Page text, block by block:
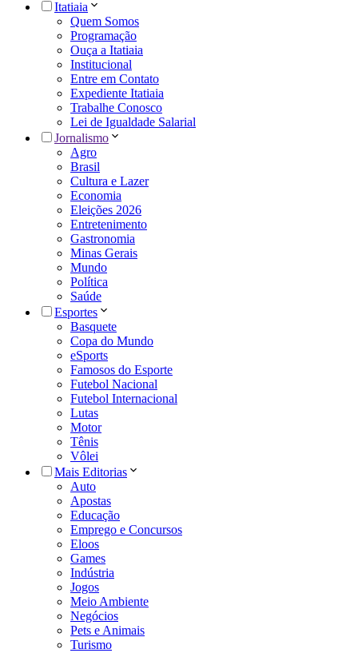
Itatiaia
Quem Somos
Programação
Ouça a Itatiaia
Institucional
Entre em Contato
Expediente Itatiaia
Trabalhe Conosco
Lei de Igualdade Salarial
Jornalismo
Agro
Brasil
Cultura e Lazer
Economia
Eleições 2026
Entretenimento
Gastronomia
Minas Gerais
Mundo
Política
Saúde
Esportes
Basquete
Copa do Mundo
eSports
Famosos do Esporte
Futebol Nacional
Futebol Internacional
Lutas
Motor
Tênis
Vôlei
Mais Editorias
Auto
Apostas
Educação
Emprego e Concursos
Eloos
Games
Indústria
Jogos
Meio Ambiente
Negócios
Pets e Animais
Turismo